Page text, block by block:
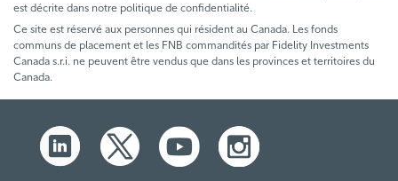
est décrite dans notre politique de confidentialité.
Ce site est réservé aux personnes qui résident au Canada. Les fonds
communs de placement et les FNB commandités par Fidelity Investments
Canada s.r.i. ne peuvent être vendus que dans les provinces et territoires du
Canada.